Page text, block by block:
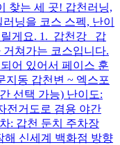
찾는 세 곳! 갑천러닝,
닝을 코스 스펙, 난이
릴게요. 1. 갑천강 갑
쳐가는 코스입니다.
어 있어서 페이스 훈
지동 갑천변 ~ 엑스포
선택 가능) 난이도:
거도로 겸용 야간
: 갑천 둔치 주차장
해 신세계 백화점 방향